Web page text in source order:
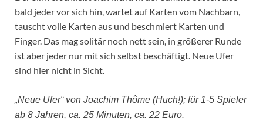
bald jeder vor sich hin, wartet auf Karten vom Nachbarn,
tauscht volle Karten aus und beschmiert Karten und
Finger. Das mag solitär noch nett sein, in größerer Runde
ist aber jeder nur mit sich selbst beschäftigt. Neue Ufer
sind hier nicht in Sicht.
„Neue Ufer“ von Joachim Thôme (Huch!); für 1-5 Spieler
ab 8 Jahren, ca. 25 Minuten, ca. 22 Euro.